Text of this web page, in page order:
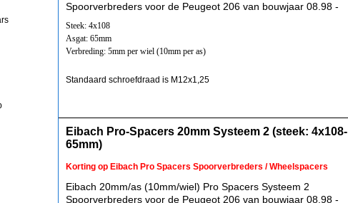
Spoorverbreders voor de Peugeot 206 van bouwjaar 08.98 -
Steek: 4x108
Asgat: 65mm
Verbreding: 5mm per wiel (10mm per as)
Standaard schroefdraad is M12x1,25
Eibach Pro-Spacers 20mm Systeem 2 (steek: 4x108-
65mm)
Korting op Eibach Pro Spacers Spoorverbreders / Wheelspacers
Eibach 20mm/as (10mm/wiel) Pro Spacers Systeem 2
Spoorverbreders voor de Peugeot 206 van bouwjaar 08.98 -